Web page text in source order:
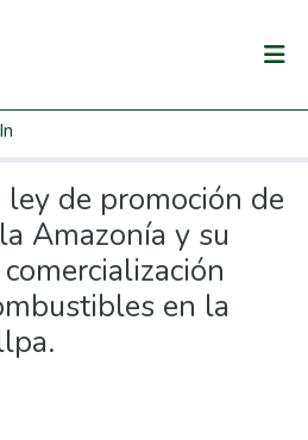
de promoción de
Amazonía y su
en la